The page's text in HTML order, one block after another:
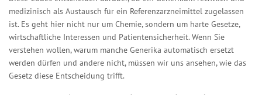
medizinisch als Austausch für ein Referenzarzneimittel zugelassen
ist. Es geht hier nicht nur um Chemie, sondern um harte Gesetze,
wirtschaftliche Interessen und Patientensicherheit. Wenn Sie
verstehen wollen, warum manche Generika automatisch ersetzt
werden dürfen und andere nicht, müssen wir uns ansehen, wie das
Gesetz diese Entscheidung trifft.